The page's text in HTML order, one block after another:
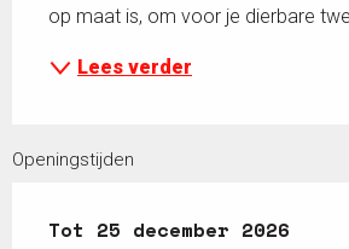
op maat is, om voor je dierbare
Lees verder
Openingstijden
Vanaf7 januari 2026
Tot 25 december 2026